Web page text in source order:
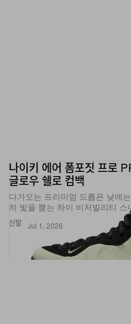
신발
나이키 에어 폼포짓 프로
글로우 쉘로 컴백
다가오는 프리미엄 드롭은 낮에
히 빛을 뿜는 하이 비저빌리티
Jul 1, 2026